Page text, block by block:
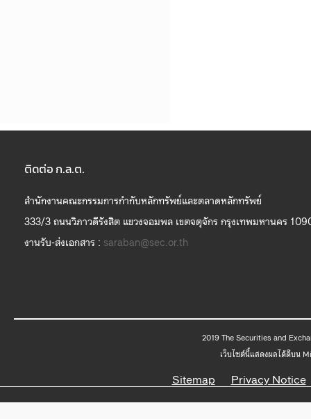
ติดต่อ ก.ล.ต.
สำนักงานคณะกรรมการกำกับหลักทรัพย์และตลาดหลักทรัพย์
333/3 ถนนวิภาวดีรังสิต แขวงจอมพล เขตจตุจักร กรุงเทพมหานคร
งานรับ-ส่งเอกสาร : saraban@sec.or.th
2019
เว็บไซต์นี้แสดงผลได้ดีบน
Sitemap Privacy Notice